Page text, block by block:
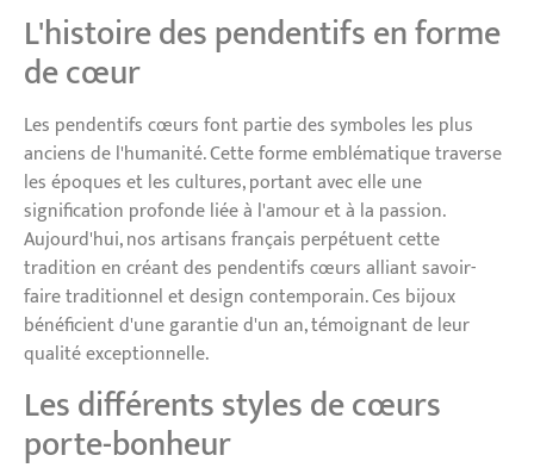
L'histoire des pendentifs en forme
de cœur
Les pendentifs cœurs font partie des symboles les plus
anciens de l'humanité. Cette forme emblématique traverse
les époques et les cultures, portant avec elle une
signification profonde liée à l'amour et à la passion.
Aujourd'hui, nos artisans français perpétuent cette
tradition en créant des pendentifs cœurs alliant savoir-
faire traditionnel et design contemporain. Ces bijoux
bénéficient d'une garantie d'un an, témoignant de leur
qualité exceptionnelle.
Les différents styles de cœurs
porte-bonheur